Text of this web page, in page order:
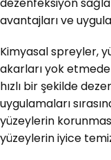
avantajları ve
Kimyasal spreyler,
akarları yok
hızlı bir şekilde
uygulamaları
yüzeylerin
yüzeylerin iyice